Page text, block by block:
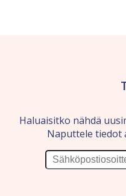
Haluaisitko nähdä
Naputtele tiedot